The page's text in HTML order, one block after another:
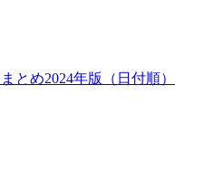
とめ2024年版（日付順）